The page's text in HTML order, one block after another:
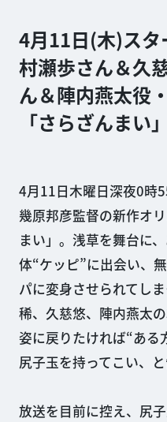
4月11日(木)スタ
村瀬歩さん＆久
ん＆陣内燕太役
「さらざんまい
4月11日木曜日深夜0時
幾原邦彦監督の新作オ
まい」。浅草を舞台に
体“ケッピ”に出会い、
パに変身させられてし
稀、久慈悠、陣内燕太
姿に戻りたければ“ある
尻子玉を持ってこい、
放送を目前に控え、尻